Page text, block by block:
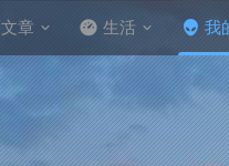
文章 生活 我